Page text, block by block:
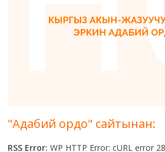
"Адабий ордо" сайтынан:
RSS Error: WP HTTP Error: cURL error